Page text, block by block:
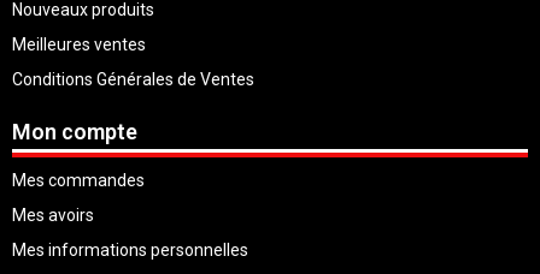
Nouveaux produits
Meilleures ventes
Conditions Générales de Ventes
Mon compte
Mes commandes
Mes avoirs
Mes informations personnelles